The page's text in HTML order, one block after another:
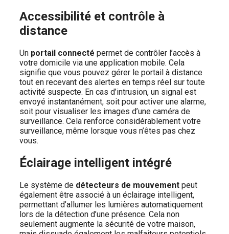
Accessibilité et contrôle à
distance
Un portail connecté permet de contrôler l’accès à
votre domicile via une application mobile. Cela
signifie que vous pouvez gérer le portail à distance
tout en recevant des alertes en temps réel sur toute
activité suspecte. En cas d’intrusion, un signal est
envoyé instantanément, soit pour activer une alarme,
soit pour visualiser les images d’une caméra de
surveillance. Cela renforce considérablement votre
surveillance, même lorsque vous n’êtes pas chez
vous.
Éclairage intelligent intégré
Le système de détecteurs de mouvement peut
également être associé à un éclairage intelligent,
permettant d’allumer les lumières automatiquement
lors de la détection d’une présence. Cela non
seulement augmente la sécurité de votre maison,